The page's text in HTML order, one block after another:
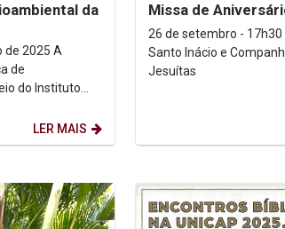
da
2025 A
de
do Instituto
e aLER MAIS
Missa de
26 de setembro - 17h30
Santo Inácio e
Jesuítas